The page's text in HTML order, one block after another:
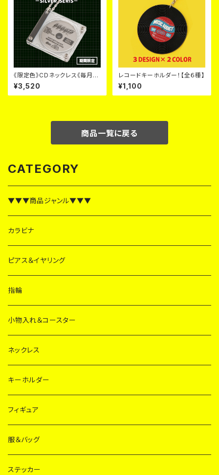
《限定色》CDネックレス《毎月６
日~９日のみ販売》
¥3,520
レコードキーホルダー！【全６種】
¥1,100
商品一覧に戻る
CATEGORY
▼▼▼商品ジャンル▼▼▼
カラビナ
ピアス＆イヤリング
指輪
小物入れ＆コースター
ネックレス
キーホルダー
フィギュア
服＆バッグ
ステッカー